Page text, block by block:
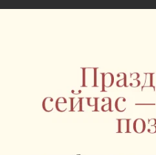
расположены в зонах
международных рейсов
разных сценариев
командировки до